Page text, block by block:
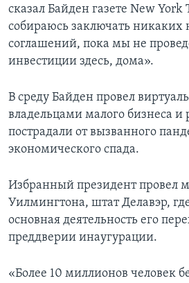
сказал Байден газете New York
собираюсь заключать никаких
соглашений, пока мы не
инвестиции здесь, дома».
В среду Байден провел
владельцами малого бизнеса
пострадали от вызванного
экономического спада.
Избранный президент провел
Уилмингтона, штат Делавэр,
основная деятельность его
преддверии инаугурации.
«Более 10 миллионов человек